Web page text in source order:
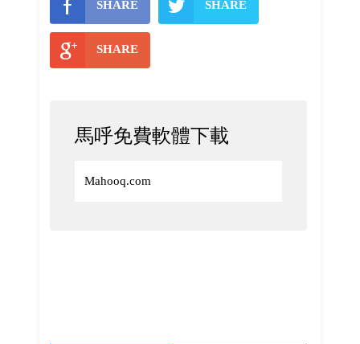
SHARE SHARE
SHARE
馬呼免費軟體下載
Mahooq.com